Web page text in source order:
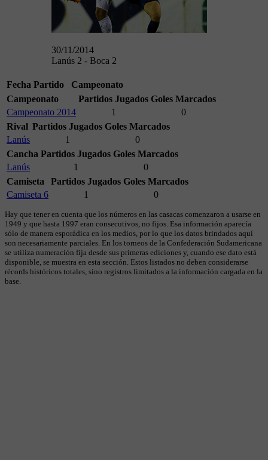
30/11/2014
Lanús 2 - Boca 2
Fecha Partido
Campeonato
Campeonato
Partidos Jugados Goles Marcados
Campeonato 2014
1
0
Rival Partidos Jugados Goles Marcados
Lanús
1
0
Cancha Partidos Jugados Goles Marcados
Lanús
1
0
Camiseta
Partidos Jugados Goles Marcados
Camiseta 6
1 0
Hay que tener en cuenta que los números en las casacas comenzaron a usarse en
1949 y que hasta 1997 eran consecutivos, no fijos. Esa información aparecía
sólo de manera esporádica en los medios, por lo que los datos brindados aquí
son necesariamente parciales. En los torneos de la Confederación Sudamericana
se utiliza numeración fija desde sus primeras ediciones y, cuando ese dato está
disponible, se muestra en esta sección. Estos listados no deben considerarse
récords históricos totales, sino registros limitados a la información cargada en la
base.